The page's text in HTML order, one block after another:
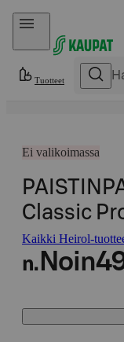
Hyppää sisältöön
Tuotteet
Ei valikoimassa
Classic
Kaikki Heirol-
n. Noin